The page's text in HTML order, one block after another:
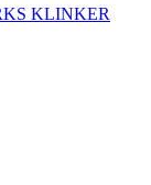
KLINKER